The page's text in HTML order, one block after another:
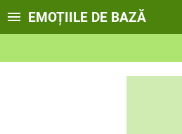
EMOȚIILE DE BAZĂ